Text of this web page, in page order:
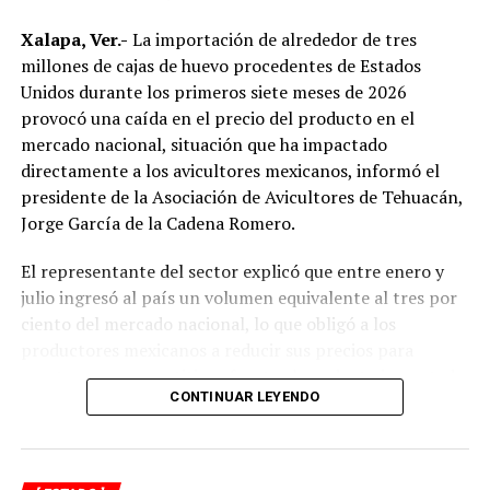
señalaron que un grupo de profesores ha manifestado
su inconformidad con el proceso de revisión, al
considerar que las investigaciones podrían afectar
intereses al interior de la institución.
De acuerdo con esos testimonios, el grupo identificado
comoMovimiento Estatal UPAV, integrado
públicamente por Verónica Sánchez Ramos, Mauricio
Ivette Lara Barradas, Roberto Ibáñez y Carlos Enrique
Sierra, ha cuestionado las acciones emprendidas por las
autoridades universitarias y estatales.
informado la conclusión de las investigaciones ni la
emisión de sanciones o resoluciones específicas. El
proceso de regularización continúa conforme a los
Xalapa, Ver.- La importación de alrededor de tres
millones de cajas de huevo procedentes de Estados
Unidos durante los primeros siete meses de 2026
provocó una caída en el precio del producto en el
mercado nacional, situación que ha impactado
directamente a los avicultores mexicanos, informó el
presidente de la Asociación de Avicultores de Tehuacán,
Jorge García de la Cadena Romero.
El representante del sector explicó que entre enero y
julio ingresó al país un volumen equivalente al tres por
ciento del mercado nacional, lo que obligó a los
mantenerse competitivos frente al producto importado.
de tres millones de cajas de huevo, lo que representa
cerca del tres por ciento del mercado nacional”, indicó.
CONTINUAR LEYENDO